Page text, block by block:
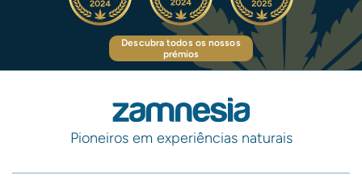
Descubra todos os nossos
prémios
Pioneiros em experiências naturais